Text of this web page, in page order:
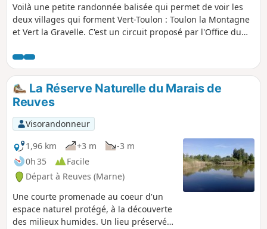
Voilà une petite randonnée balisée qui permet de voir les
deux villages qui forment Vert-Toulon : Toulon la Montagne
et Vert la Gravelle. C'est un circuit proposé par l'Office du
varié : marais, vignes, champs et bois. Passage à côté du
Château privé de la Gravelle et de puits de pétrole. Très
belle aire de pique-nique au point de vue de Toulon-la-
Montagne, d'où on peut apercevoir sept clochers.
La Réserve Naturelle du Marais de
Reuves
Visorandonneur
1,96 km
+3 m
-3 m
0h 35
Facile
Départ à Reuves (Marne)
Une courte promenade au coeur d'un
espace naturel protégé, à la découverte
des milieux humides. Un lieu préservé,